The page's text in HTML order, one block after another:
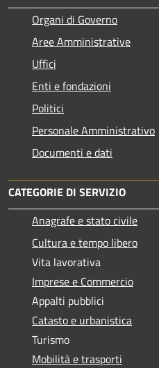
Organi di Governo
Aree Amministrative
Uffici
Enti e fondazioni
Politici
Personale Amministrativo
Documenti e dati
CATEGORIE DI SERVIZIO
Anagrafe e stato civile
Cultura e tempo libero
Vita lavorativa
Imprese e Commercio
Appalti pubblici
Catasto e urbanistica
Turismo
Mobilità e trasporti